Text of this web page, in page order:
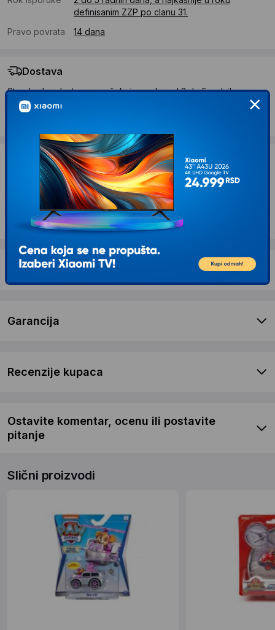
definisanim ZZP po clanu 31.
Pravo povrata
14 dana
Dostava
Standardna dostava se očekuje u roku od 2 do 5 radnih
dana
Želite li ponudu za firmu?
Kontaktirajte nas
Opis proizvoda LENA Kamion đubretarac 2
Dostava i povrat
Garancija
Recenzije kupaca
Ostavite komentar, ocenu ili postavite
pitanje
Slični proizvodi